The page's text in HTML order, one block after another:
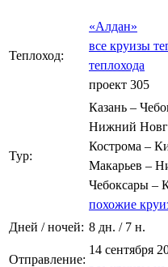
Теплоход:
«Алдан»
все круизы
теплохода
проект 305
Тур:
Казань –
Нижний
Кострома –
Макарьев –
Чебоксары –
похожие
Дней / ночей: 8 дн. / 7 н.
Отправление:
14 сентября